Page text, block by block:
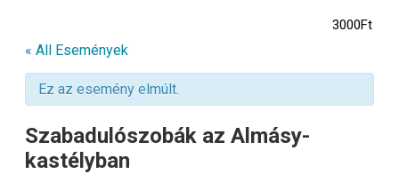
« All Események
Ez az esemény elmúlt.
Szabadulószobák az Almásy-
kastélyban
3000Ft